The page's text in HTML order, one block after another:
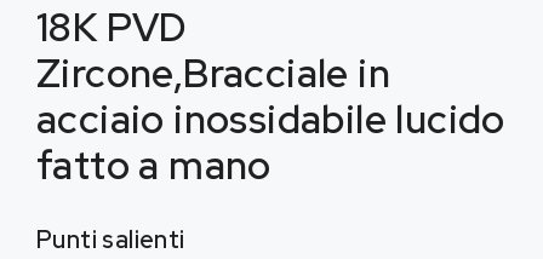
18K PVD
Zircone,Bracciale in
acciaio inossidabile lucido
fatto a mano
Punti salienti